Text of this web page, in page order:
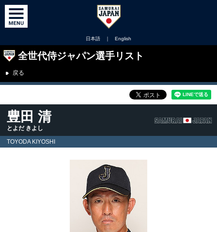
日本語 ｜ English
全世代侍ジャパン選手リスト
戻る
豊田 清
とよだ きよし
TOYODA KIYOSHI